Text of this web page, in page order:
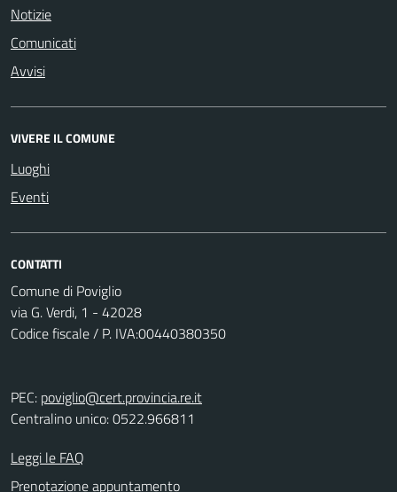
Notizie
Comunicati
Avvisi
VIVERE IL COMUNE
Luoghi
Eventi
CONTATTI
Comune di Poviglio
via G. Verdi, 1 - 42028
Codice fiscale / P. IVA:00440380350
PEC: poviglio@cert.provincia.re.it
Centralino unico: 0522.966811
Leggi le FAQ
Prenotazione appuntamento